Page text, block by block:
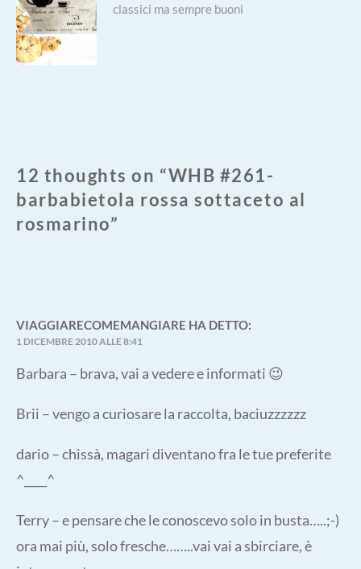
Next
post:
classici ma sempre buoni
12 thoughts on “WHB #261-
barbabietola rossa sottaceto al
rosmarino”
VIAGGIARECOMEMANGIARE HA DETTO:
1 DICEMBRE 2010 ALLE 8:41
Barbara – brava, vai a vedere e informati 😉
Brii – vengo a curiosare la raccolta, baciuzzzzzz
dario – chissà, magari diventano fra le tue preferite
^____^
Terry – e pensare che le conoscevo solo in busta…..;-)
ora mai più, solo fresche……..vai vai a sbirciare, è